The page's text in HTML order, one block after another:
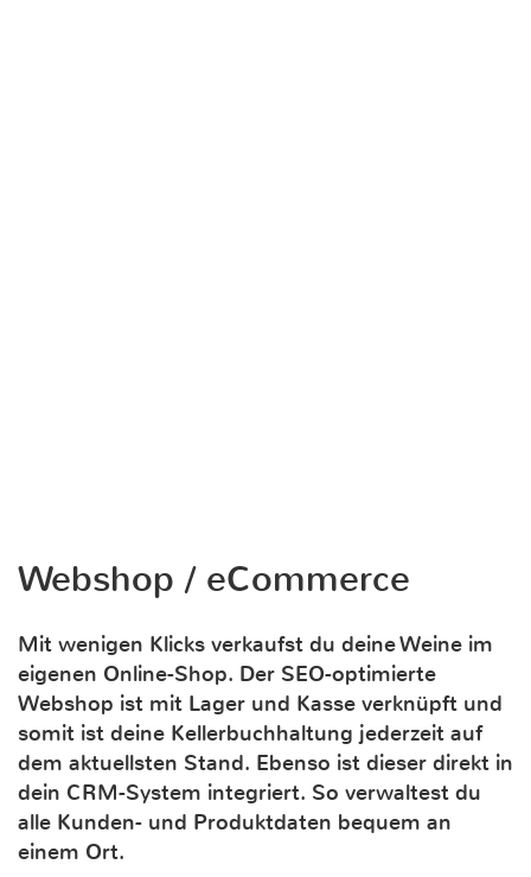
Webshop / eCommerce
Mit wenigen Klicks verkaufst du deine Weine im
eigenen Online-Shop. Der SEO-optimierte
Webshop ist mit Lager und Kasse verknüpft und
somit ist deine Kellerbuchhaltung jederzeit auf
dem aktuellsten Stand. Ebenso ist dieser direkt in
dein CRM-System integriert. So verwaltest du
alle Kunden- und Produktdaten bequem an
einem Ort.